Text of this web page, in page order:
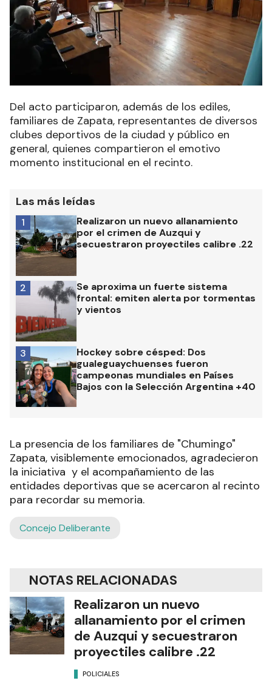
Del acto participaron, además de los ediles,
familiares de Zapata, representantes de diversos
clubes deportivos de la ciudad y público en
general, quienes compartieron el emotivo
momento institucional en el recinto.
Las más leídas
Realizaron un nuevo allanamiento
por el crimen de Auzqui y
secuestraron proyectiles calibre .22
1
Se aproxima un fuerte sistema
frontal: emiten alerta por tormentas
y vientos
2
Hockey sobre césped: Dos
gualeguaychuenses fueron
campeonas mundiales en Países
Bajos con la Selección Argentina +40
3
La presencia de los familiares de "Chumingo"
Zapata, visiblemente emocionados, agradecieron
la iniciativa y el acompañamiento de las
entidades deportivas que se acercaron al recinto
para recordar su memoria.
Concejo Deliberante
NOTAS RELACIONADAS
Realizaron un nuevo
allanamiento por el crimen
de Auzqui y secuestraron
proyectiles calibre .22
POLICIALES